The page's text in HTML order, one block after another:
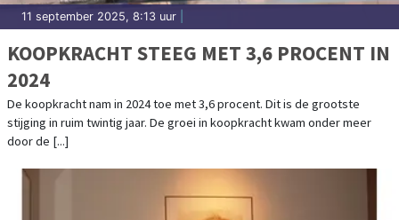
11 september 2025, 8:13 uur
KOOPKRACHT STEEG MET 3,6 PROCENT IN
2024
De koopkracht nam in 2024 toe met 3,6 procent. Dit is de grootste
stijging in ruim twintig jaar. De groei in koopkracht kwam onder meer
door de [...]